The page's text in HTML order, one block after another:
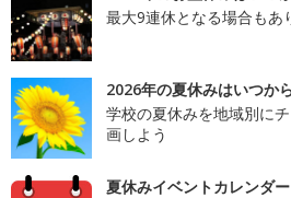
最大9連休となる場合もあ
2026年の夏休みはいつか
学校の夏休みを地域別に
画しよう
夏休みイベントカレンダー